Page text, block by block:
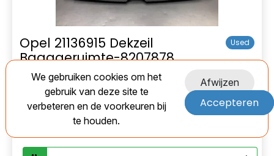
Opel 21136915 Dekzeil
Bagageruimte-8207878
Used
EAN:
Marge
€ 90,00
We gebruiken cookies om het
gebruik van deze site te
verbeteren en de voorkeuren bij
te houden.
Afwijzen
Accepteren